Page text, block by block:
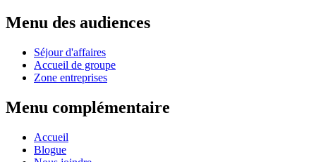
Menu des audiences
Séjour d'affaires
Accueil de groupe
Zone entreprises
Menu complémentaire
Accueil
Blogue